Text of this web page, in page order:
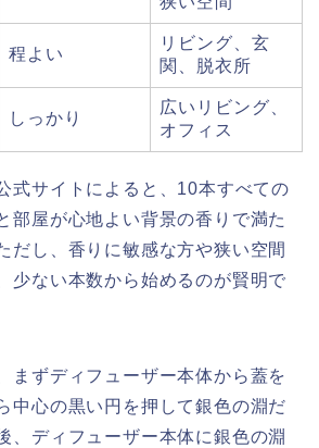
程よい
リビング、玄
関、脱衣所
しっかり
広いリビング、
オフィス
式サイトによると、10本すべての
部屋が心地よい背景の香りで満た
だし、香りに敏感な方や狭い空間
少ない本数から始めるのが賢明で
まずディフューザー本体から蓋を
中心の黒い円を押して銀色の淵だ
、ディフューザー本体に銀色の淵